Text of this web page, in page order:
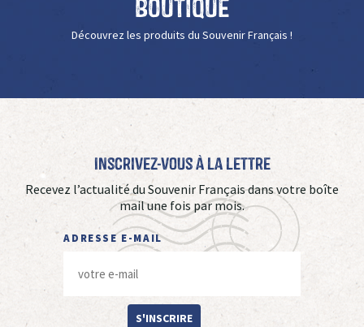
Boutique
Découvrez les produits du Souvenir Français !
Inscrivez-vous à La Lettre
Recevez l’actualité du Souvenir Français dans votre boîte
mail une fois par mois.
ADRESSE E-MAIL
S'INSCRIRE